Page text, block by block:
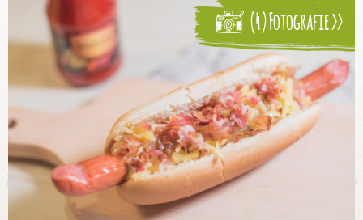
(4) Fotografie >>